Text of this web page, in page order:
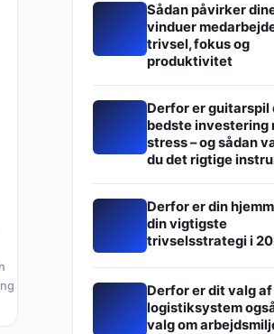
Sådan påvirker
vinduer
trivsel, fokus og
produktivitet
Derfor er guitarspil
bedste investering
stress – og sådan
du det rigtige
Derfor er din
din vigtigste
trivselsstrategi i
Derfor er dit valg af
logistiksystem
valg om